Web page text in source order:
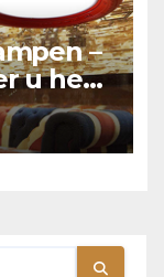
–
u het